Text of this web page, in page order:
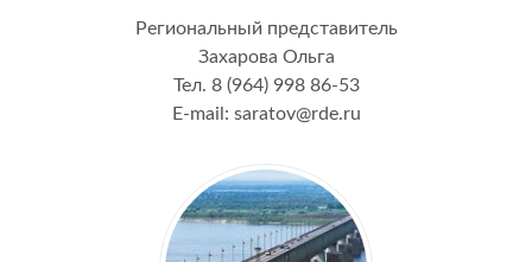
Региональный представитель
Захарова Ольга
Тел. 8 (964) 998 86-53
E-mail: saratov@rde.ru